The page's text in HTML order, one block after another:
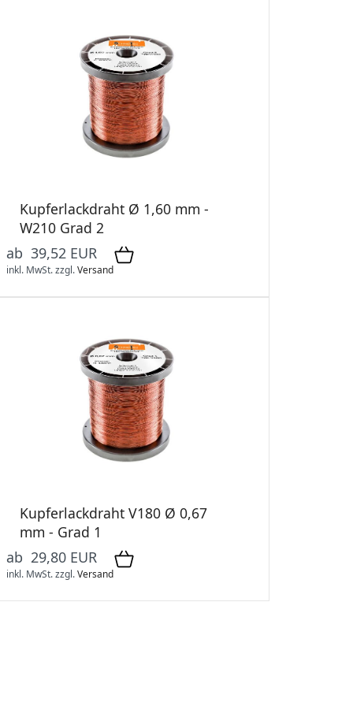
Kupferlackdraht Ø 1,60 mm -
W210 Grad 2
ab 39,52 EUR
inkl. MwSt.zzgl.Versand
Kupferlackdraht V180 Ø 0,67
mm - Grad 1
ab 29,80 EUR
inkl. MwSt.zzgl.Versand